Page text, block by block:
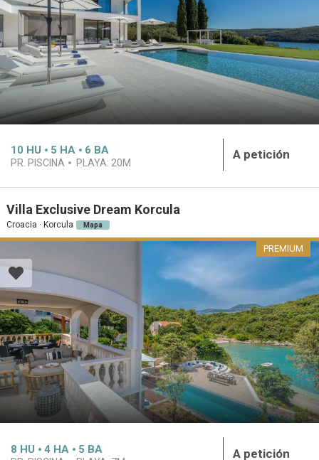
10 HU 5 HA 6 BA
PR. PISCINA PLAYA: 20M
A petición
Villa Exclusive Dream Korcula
Croacia · Korcula Mapa
PREMIUM
8 HU 4 HA 5 BA A petición